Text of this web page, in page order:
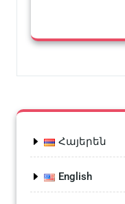
Հայերեն
English